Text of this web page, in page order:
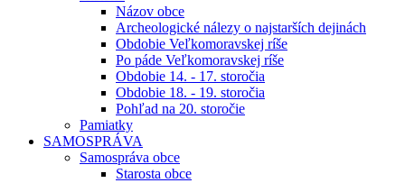
Názov obce
Archeologické nálezy o najstarších dejinách
Obdobie Veľkomoravskej ríše
Po páde Veľkomoravskej ríše
Obdobie 14. - 17. storočia
Obdobie 18. - 19. storočia
Pohľad na 20. storočie
Pamiatky
SAMOSPRÁVA
Samospráva obce
Starosta obce